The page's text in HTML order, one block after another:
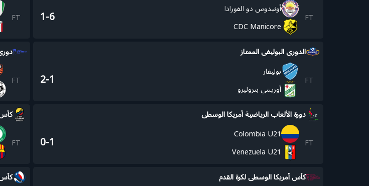
FT
أونيدوس دو الفورادا
CDC Manicore
1-6
FT
الدوري البوليفي الممتاز
FT
بوليفار
أورينتي بتروليرو
2-1
FT
دورة الألعاب الرياضية أمريكا الوسطى
FT
Colombia U21
Venezuela U21
0-1
كأس
FT
كأس أمريكا الوسطى لكرة القدم